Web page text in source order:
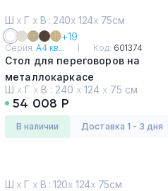
Ш х Г х В : 240х 124х 75см
+19
Серия:А4 кв... Код: 601374
Стол для переговоров на
металлокаркасе
Белый премиум
Ш х Г х В : 240 х 124 х 75 см
54 008 Р
в наличии Доставка 1 - 3 дня
Ш х Г х В : 120х 124х 75см